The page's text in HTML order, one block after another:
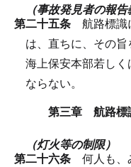
（事故発見者の報告
第二十五条 航路標
は、直ちに、その
海上保安本部若し
ならない。
第三章 航路標
（灯火等の制限）
第二十六条 何人も、